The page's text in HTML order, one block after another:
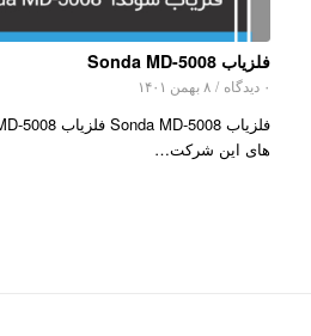
فلزیاب Sonda MD-5008
۰ دیدگاه / ۸ بهمن ۱۴۰۱
های این شرکت…